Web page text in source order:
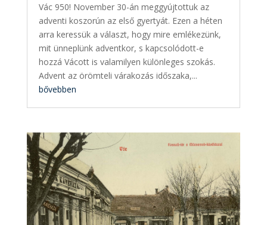
Vác 950! November 30-án meggyújtottuk az
adventi koszorún az első gyertyát. Ezen a héten
arra keressük a választ, hogy mire emlékezünk,
mit ünneplünk adventkor, s kapcsolódott-e
hozzá Vácott is valamilyen különleges szokás.
Advent az örömteli várakozás időszaka,...
bővebben